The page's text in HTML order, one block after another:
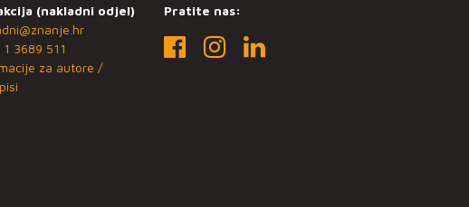
(nakladni odjel)
3689 511
za autore /
Pratite nas: